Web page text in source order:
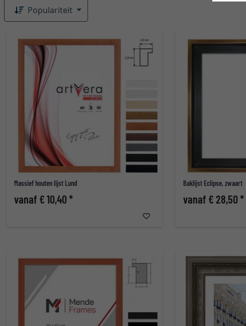
Populariteit
Massief houten lijst Lund
vanaf € 10,40 *
Baklijst Eclipse, zwaart
vanaf € 28,50 *